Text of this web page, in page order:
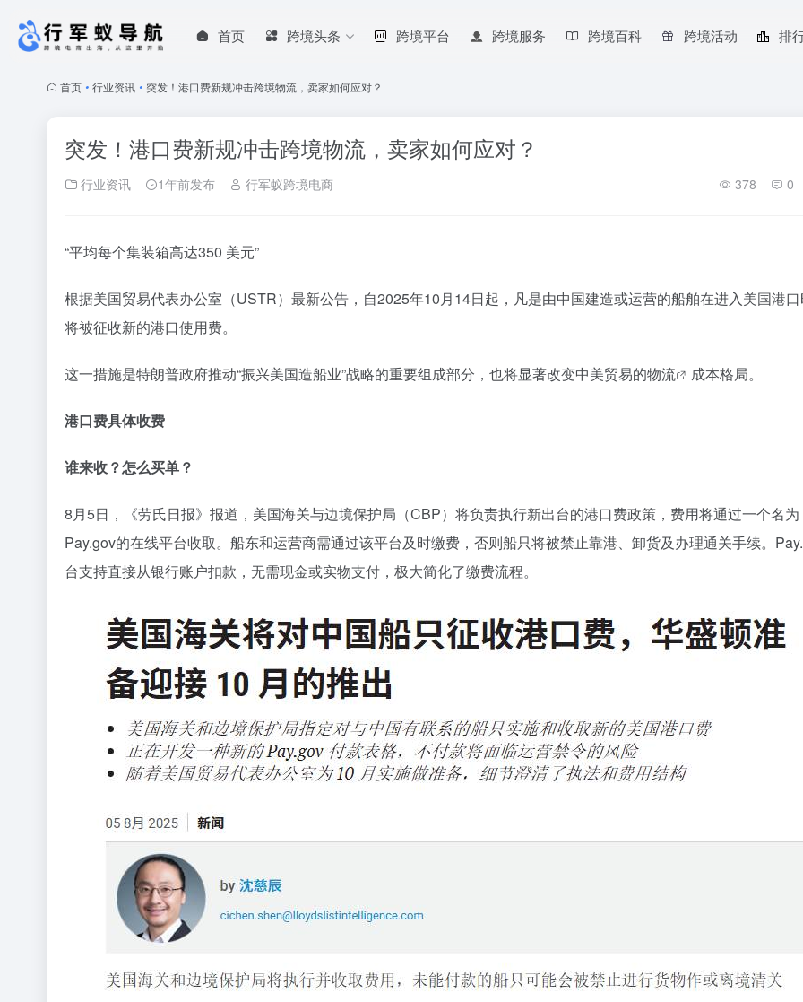
首页 跨境头条 跨境平台 跨境服务 跨境百科 跨境活动 排
首页 • 行业资讯 • 突发！港口费新规冲击跨境物流，卖家如何应对？
突发！港口费新规冲击跨境物流，卖家如何应对？
行业资讯 1年前发布 行军蚁跨境电商 378 0
“平均每个集装箱高达350 美元”
根据美国贸易代表办公室（USTR）最新公告，自2025年10月14日起，凡是由中国建造或运营的船舶在进入美国港
将被征收新的港口使用费。
这一措施是特朗普政府推动“振兴美国造船业”战略的重要组成部分，也将显著改变中美贸易的物流 成本格局。
港口费具体收费
谁来收？怎么买单？
8月5日，《劳氏日报》报道，美国海关与边境保护局（CBP）将负责执行新出台的港口费政策，费用将通过一个名为
Pay.gov的在线平台收取。船东和运营商需通过该平台及时缴费，否则船只将被禁止靠港、卸货及办理通关手续。
台支持直接从银行账户扣款，无需现金或实物支付，极大简化了缴费流程。